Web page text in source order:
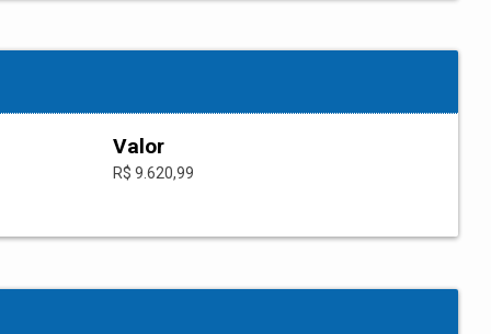
Valor
R$ 9.620,99